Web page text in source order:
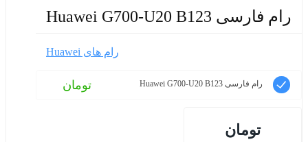
رام فارسی Huawei G700-U20 B123
رام های Huawei
رام فارسی Huawei G700-U20 B123 تومان
تومان